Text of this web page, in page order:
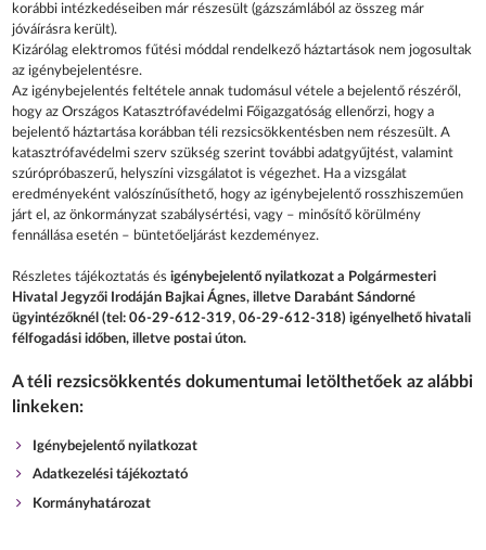
korábbi intézkedéseiben már részesült (gázszámlából az összeg már
jóváírásra került).
Kizárólag elektromos fűtési móddal rendelkező háztartások nem jogosultak
az igénybejelentésre.
Az igénybejelentés feltétele annak tudomásul vétele a bejelentő részéről,
hogy az Országos Katasztrófavédelmi Főigazgatóság ellenőrzi, hogy a
bejelentő háztartása korábban téli rezsicsökkentésben nem részesült. A
katasztrófavédelmi szerv szükség szerint további adatgyűjtést, valamint
szúrópróbaszerű, helyszíni vizsgálatot is végezhet. Ha a vizsgálat
eredményeként valószínűsíthető, hogy az igénybejelentő rosszhiszeműen
járt el, az önkormányzat szabálysértési, vagy – minősítő körülmény
fennállása esetén – büntetőeljárást kezdeményez.
Részletes tájékoztatás ésigénybejelentő nyilatkozat a Polgármesteri
Hivatal Jegyzői Irodáján Bajkai Ágnes, illetve Darabánt Sándorné
ügyintézőknél (tel: 06-29-612-319, 06-29-612-318) igényelhető hivatali
félfogadási időben, illetve postai úton.
A téli rezsicsökkentés dokumentumai letölthetőek az alábbi
linkeken:
Igénybejelentő nyilatkozat
Adatkezelési tájékoztató
Kormányhatározat